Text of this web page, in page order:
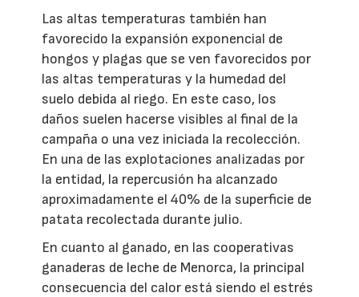
Las altas temperaturas también han
favorecido la expansión exponencial de
hongos y plagas que se ven favorecidos por
las altas temperaturas y la humedad del
suelo debida al riego. En este caso, los
daños suelen hacerse visibles al final de la
campaña o una vez iniciada la recolección.
En una de las explotaciones analizadas por
la entidad, la repercusión ha alcanzado
aproximadamente el 40% de la superficie de
patata recolectada durante julio.
En cuanto al ganado, en las cooperativas
ganaderas de leche de Menorca, la principal
consecuencia del calor está siendo el estrés